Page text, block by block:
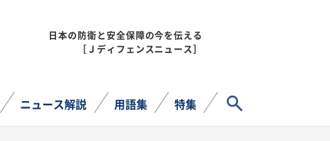
日本の防衛と安全保障の今を伝える
［Ｊディフェンスニュース］
ニュース解説 用語集 特集